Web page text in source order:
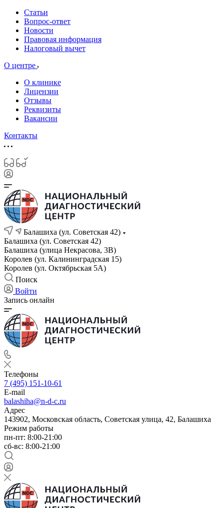
Статьи
Вопрос-ответ
Новости
Правовая информация
Налоговый вычет
О центре
О клинике
Лицензии
Отзывы
Реквизиты
Вакансии
Контакты
Балашиха (ул. Советская 42)
Балашиха (ул. Советская 42)
Балашиха (улица Некрасова, 3В)
Королев (ул. Калининградская 15)
Королев (ул. Октябрьская 5А)
Поиск
Войти
Запись онлайн
Телефоны
7 (495) 151-10-61
E-mail
balashiha@n-d-c.ru
Адрес
143902, Московская область, Советская улица, 42, Балашиха
Режим работы
пн-пт: 8:00-21:00
сб-вс: 8:00-21:00